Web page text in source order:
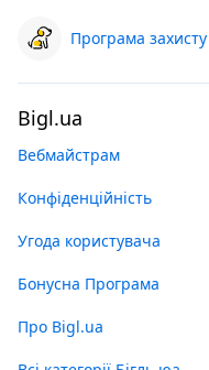
Програма захисту
Bigl.ua
Вебмайстрам
Конфіденційність
Угода користувача
Бонусна Програма
Про Bigl.ua